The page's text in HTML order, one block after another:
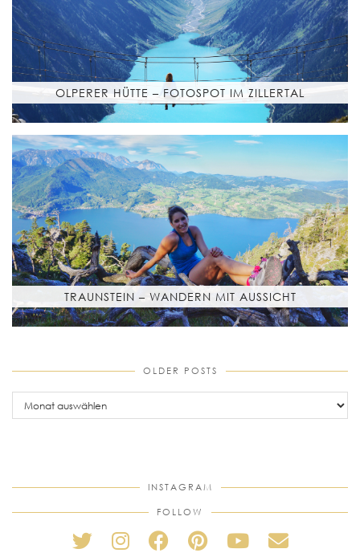
OLPERER HÜTTE – FOTOSPOT IM ZILLERTAL
TRAUNSTEIN – WANDERN MIT AUSSICHT
OLDER POSTS
older
posts
INSTAGRAM
FOLLOW